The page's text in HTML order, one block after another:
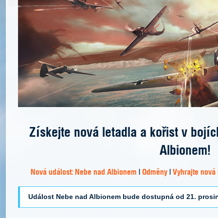
Získejte nová letadla a kořist v
Albionem!
Nová událost: Nebe nad Albionem |Odměny|Vyhrajte
Událost Nebe nad Albionem bude dostupná od 21.